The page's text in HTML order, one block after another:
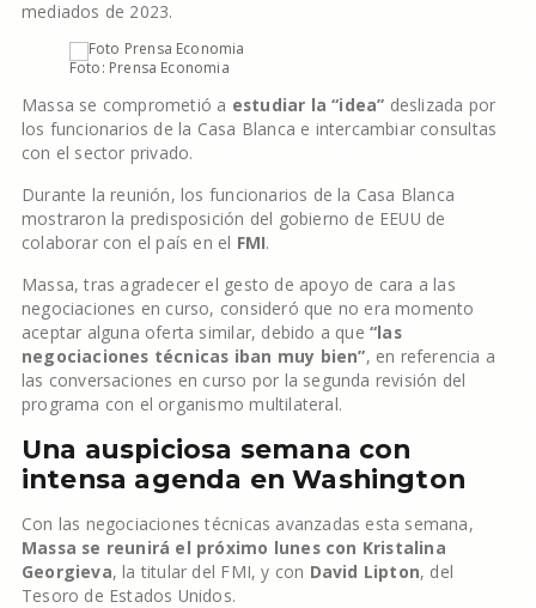
mediados de 2023.
Foto: Prensa Economia
Massa se comprometió a estudiar la “idea” deslizada por
los funcionarios de la Casa Blanca e intercambiar consultas
con el sector privado.
Durante la reunión, los funcionarios de la Casa Blanca
mostraron la predisposición del gobierno de EEUU de
colaborar con el país en el FMI.
Massa, tras agradecer el gesto de apoyo de cara a las
negociaciones en curso, consideró que no era momento
aceptar alguna oferta similar, debido a que“las
negociaciones técnicas iban muy bien”, en referencia a
las conversaciones en curso por la segunda revisión del
programa con el organismo multilateral.
Una auspiciosa semana con
intensa agenda en Washington
Con las negociaciones técnicas avanzadas esta semana,
Massa se reunirá el próximo lunes con Kristalina
Georgieva, la titular del FMI, y con David Lipton, del
Tesoro de Estados Unidos.